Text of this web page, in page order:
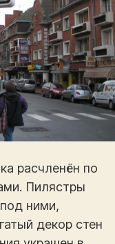
расчленён по
Пилястры
ними,
декор стен